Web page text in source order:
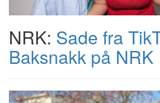
NRK: Sade fra
Baksnakk på NRK